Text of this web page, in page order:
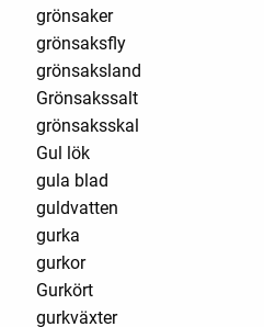
grönsaker
grönsaksfly
grönsaksland
Grönsakssalt
grönsaksskal
Gul lök
gula blad
guldvatten
gurka
gurkor
Gurkört
gurkväxter